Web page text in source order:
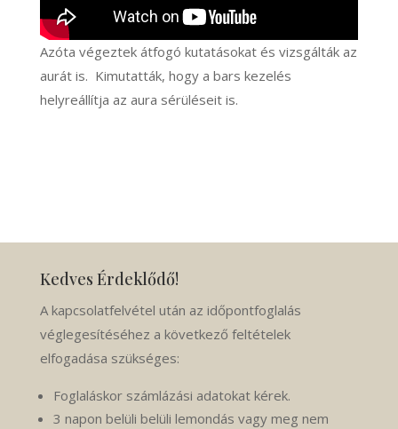
Azóta végeztek átfogó kutatásokat és vizsgálták az
aurát is. Kimutatták, hogy a bars kezelés
helyreállítja az aura sérüléseit is.
Kedves Érdeklődő!
A kapcsolatfelvétel után az időpontfoglalás
véglegesítéséhez a következő feltételek
elfogadása szükséges:
Foglaláskor számlázási adatokat kérek.
3 napon belüli belüli lemondás vagy meg nem